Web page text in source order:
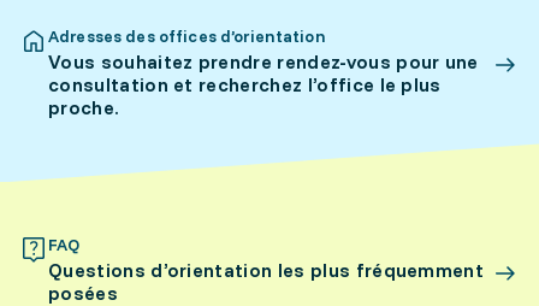
Adresses des offices d’orientation
Vous souhaitez prendre rendez-vous pour une
consultation et recherchez l’office le plus
proche.
FAQ
Questions d’orientation les plus fréquemment
posées